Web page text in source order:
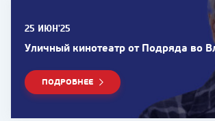
25 ИЮН'25
Уличный кинотеатр от Подряда во
ПОДРОБНЕЕ